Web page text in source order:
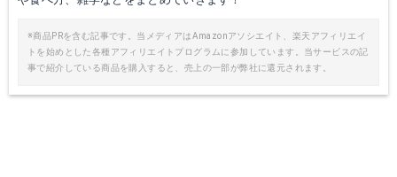
※商品PRを含む記事です。当メディアはAmazonアソシエイト、楽天アフィリエイ
トを始めとした各種アフィリエイトプログラムに参加しています。当サービスの記
事で紹介している商品を購入すると、売上の一部が弊社に還元されます。
Amazonで詳細を見る
楽天で詳細を見る
Amazonで詳細を見る
楽天で詳細を見る